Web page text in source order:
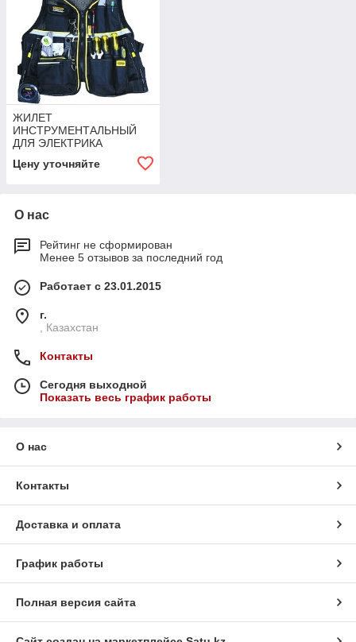
ЖИЛЕТ
ИНСТРУМЕНТАЛЬНЫЙ
ДЛЯ ЭЛЕКТРИКА
Цену уточняйте
О нас
Рейтинг не сформирован
Менее 5 отзывов за последний год
Работает с 23.01.2015
г.
, Казахстан
Контакты
Сегодня выходной
Показать весь график работы
О нас
Контакты
Доставка и оплата
График работы
Полная версия сайта